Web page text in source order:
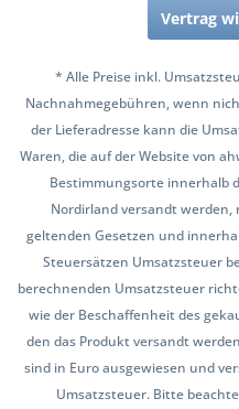
Vertrag
* Alle Preise inkl.
Nachnahmegebühren, wenn
der Lieferadresse kann die
Waren, die auf der Website von
Bestimmungsorte innerhalb
Nordirland versandt werden,
geltenden Gesetzen und
Steuersätzen Umsatzsteuer
berechnenden Umsatzsteuer
wie der Beschaffenheit des
den das Produkt versandt
sind in Euro ausgewiesen und
Umsatzsteuer. Bitte